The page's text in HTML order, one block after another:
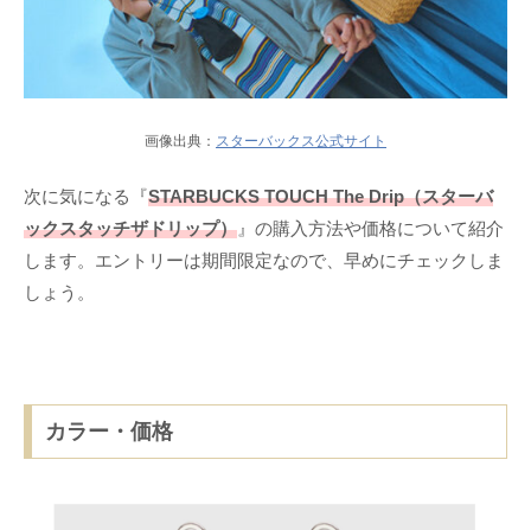
画像出典： スターバックス公式サイト
次に気になる『STARBUCKS TOUCH The Drip（スターバ
ックスタッチザドリップ） 』の購入方法や価格について紹介
します。エントリーは期間限定なので、早めにチェックしま
しょう。
カラー・価格